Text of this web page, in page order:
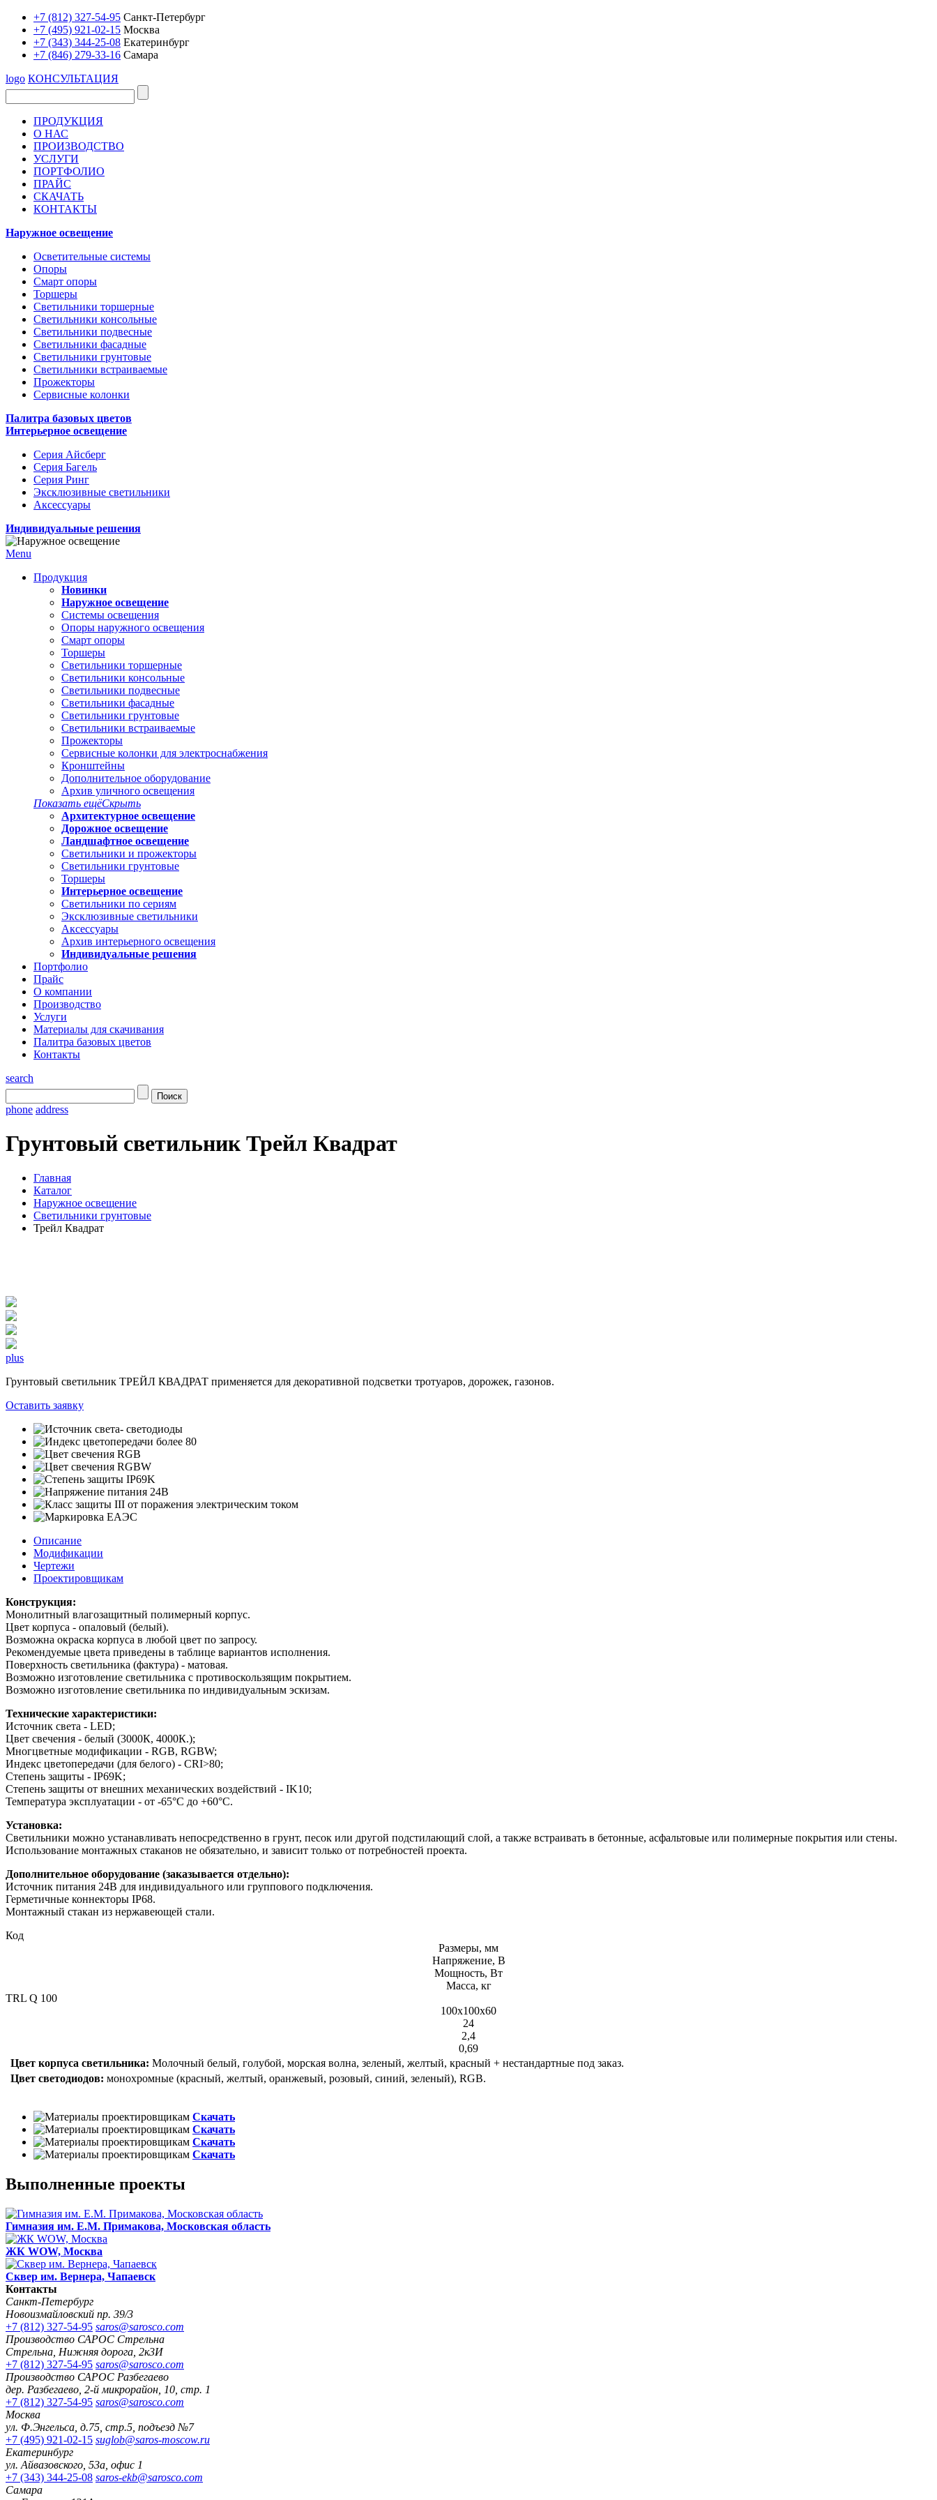
+7 (812) 327-54-95 Санкт-Петербург
+7 (495) 921-02-15 Москва
+7 (343) 344-25-08 Екатеринбург
+7 (846) 279-33-16 Самара
logo КОНСУЛЬТАЦИЯ
ПРОДУКЦИЯ
О НАС
ПРОИЗВОДСТВО
УСЛУГИ
ПОРТФОЛИО
ПРАЙС
СКАЧАТЬ
КОНТАКТЫ
Наружное освещение
Осветительные системы
Опоры
Смарт опоры
Торшеры
Светильники торшерные
Светильники консольные
Светильники подвесные
Светильники фасадные
Светильники грунтовые
Светильники встраиваемые
Прожекторы
Сервисные колонки
Палитра базовых цветов
Интерьерное освещение
Серия Айсберг
Серия Багель
Серия Ринг
Эксклюзивные светильники
Аксессуары
Индивидуальные решения
Menu
Продукция
Новинки
Наружное освещение
Системы освещения
Опоры наружного освещения
Смарт опоры
Торшеры
Светильники торшерные
Светильники консольные
Светильники подвесные
Светильники фасадные
Светильники грунтовые
Светильники встраиваемые
Прожекторы
Сервисные колонки для электроснабжения
Кронштейны
Дополнительное оборудование
Архив уличного освещения
Показать ещёСкрыть
Архитектурное освещение
Дорожное освещение
Ландшафтное освещение
Светильники и прожекторы
Светильники грунтовые
Торшеры
Интерьерное освещение
Светильники по сериям
Эксклюзивные светильники
Аксессуары
Архив интерьерного освещения
Индивидуальные решения
Портфолио
Прайс
О компании
Производство
Услуги
Материалы для скачивания
Палитра базовых цветов
Контакты
search
phone address
Грунтовый светильник Трейл Квадрат
Главная
Каталог
Наружное освещение
Светильники грунтовые
Трейл Квадрат
plus
Грунтовый светильник ТРЕЙЛ КВАДРАТ применяется для декоративной подсветки тротуаров, дорожек, газонов.
Оставить заявку
Описание
Модификации
Чертежи
Проектировщикам
Конструкция:
Монолитный влагозащитный полимерный корпус.
Цвет корпуса - опаловый (белый).
Возможна окраска корпуса в любой цвет по запросу.
Рекомендуемые цвета приведены в таблице вариантов исполнения.
Поверхность светильника (фактура) - матовая.
Возможно изготовление светильника с противоскользящим покрытием.
Возможно изготовление светильника по индивидуальным эскизам.
Технические характеристики:
Источник света - LED;
Цвет свечения - белый (3000К, 4000К.);
Многцветные модификации - RGB, RGBW;
Индекс цветопередачи (для белого) - СRI>80;
Степень защиты - IP69K;
Степень защиты от внешних механических воздействий - IK10;
Температура эксплуатации - от -65°С до +60°С.
Установка:
Светильники можно устанавливать непосредственно в грунт, песок или другой подстилающий слой, а также встраивать в бетонные, асфальтовые или полимерные покрытия или стены.
Использование монтажных стаканов не обязательно, и зависит только от потребностей проекта.
Дополнительное оборудование (заказывается отдельно):
Источник питания 24В для индивидуального или группового подключения.
Герметичные коннекторы IP68.
Монтажный стакан из нержавеющей стали.
Код
Размеры, мм
Напряжение, В
Мощность, Вт
Масса, кг
TRL Q 100
100х100х60
24
2,4
0,69
Цвет корпуса светильника: Молочный белый, голубой, морская волна, зеленый, желтый, красный + нестандартные под заказ.
Цвет светодиодов: монохромные (красный, желтый, оранжевый, розовый, синий, зеленый), RGB.
Скачать
Скачать
Скачать
Скачать
Выполненные проекты
Гимназия им. Е.М. Примакова, Московская область
ЖК WOW, Москва
Сквер им. Вернера, Чапаевск
Контакты
Санкт-Петербург
Новоизмайловский пр. 39/3
+7 (812) 327-54-95 saros@sarosco.com
Производство САРОС Стрельна
Стрельна, Нижняя дорога, 2к3И
+7 (812) 327-54-95 saros@sarosco.com
Производство САРОС Разбегаево
дер. Разбегаево, 2-й микрорайон, 10, стр. 1
+7 (812) 327-54-95 saros@sarosco.com
Москва
ул. Ф.Энгельса, д.75, стр.5, подъезд №7
+7 (495) 921-02-15 suglob@saros-moscow.ru
Екатеринбург
ул. Айвазовского, 53а, офис 1
+7 (343) 344-25-08 saros-ekb@sarosco.com
Самара